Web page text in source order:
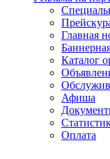
Главная
Каталог
Афиша
Оплата